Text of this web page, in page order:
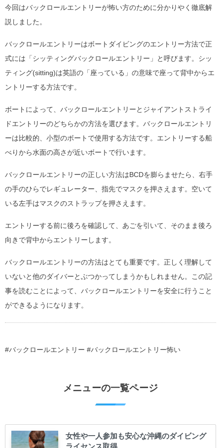
今回はバックロールエントリーが怖い方のために分かりやく徹底解
説しました。
バックロールエントリーはボートダイビングのエントリー方法で正
式には「シッティングバックロールエントリー」と呼びます。シッ
ティング(sitting)は英語の「座っている」の意味で座って背中からエ
ントリーする方法です。
ボートによって、バックロールエントリーとジャイアントストライ
ドエントリーのどちらかの方法を選びます。バックロールエントリ
ーは比較的、小型のボートで使用する方法です。エントリーする船
べりから水面の高さが近いボートで行います。
バックロールエントリーの正しい方法はBCDを膨らませたら、右手
の手のひらでレギュレーター、指先でマスクを押さえます。空いて
いる左手はマスクのストラップを押さえます。
エントリーする前に後ろを確認して、あごを引いて、そのまま後ろ
向きで背中からエントリーします。
バックロールエントリーの方法はとても重要です。正しく理解して
いないと他のダイバーとぶつかってしまうかもしれません。この記
事を読むことによって、バックロールエントリーを安全に行うこと
ができるようになります。
#バックロールエントリー #バックロールエントリー怖い
メニューの一覧ページ
女性や一人参加も安心な沖縄のダイビング
ライセンス取得